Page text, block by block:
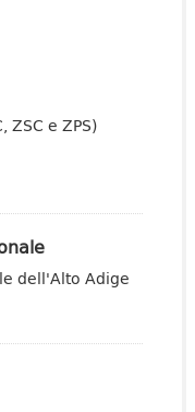
ZSC e ZPS)
dell'Alto Adige